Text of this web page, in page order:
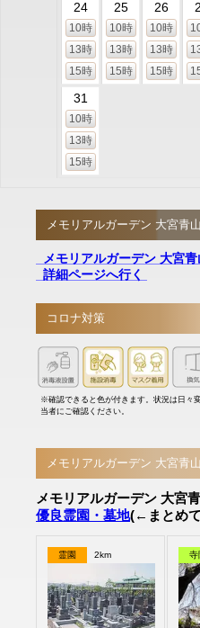
24
10時
13時
15時
25
10時
13時
15時
26
10時
13時
15時
31
10時
13時
15時
メモリアルガーデン 大宮青
メモリアルガーデン 大宮
詳細ページへ行く
コロナ対策
※確認できると色が付きます。状況は日々
当者にご確認ください。
メモリアルガーデン 大宮青
メモリアルガーデン 大宮
優良霊園・墓地(←まとめ
霊園 2km 寺